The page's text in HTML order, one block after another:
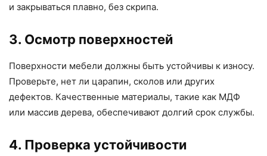
и закрываться плавно, без скрипа.
3. Осмотр поверхностей
Поверхности мебели должны быть устойчивы к износу.
Проверьте, нет ли царапин, сколов или других
дефектов. Качественные материалы, такие как МДФ
или массив дерева, обеспечивают долгий срок службы.
4. Проверка устойчивости